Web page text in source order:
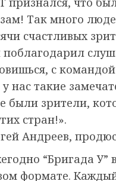
Так много
счастливых
поблагодарил
с
у нас такие
были зрители,
стран!».
Андреев,
“Бригада
формате.